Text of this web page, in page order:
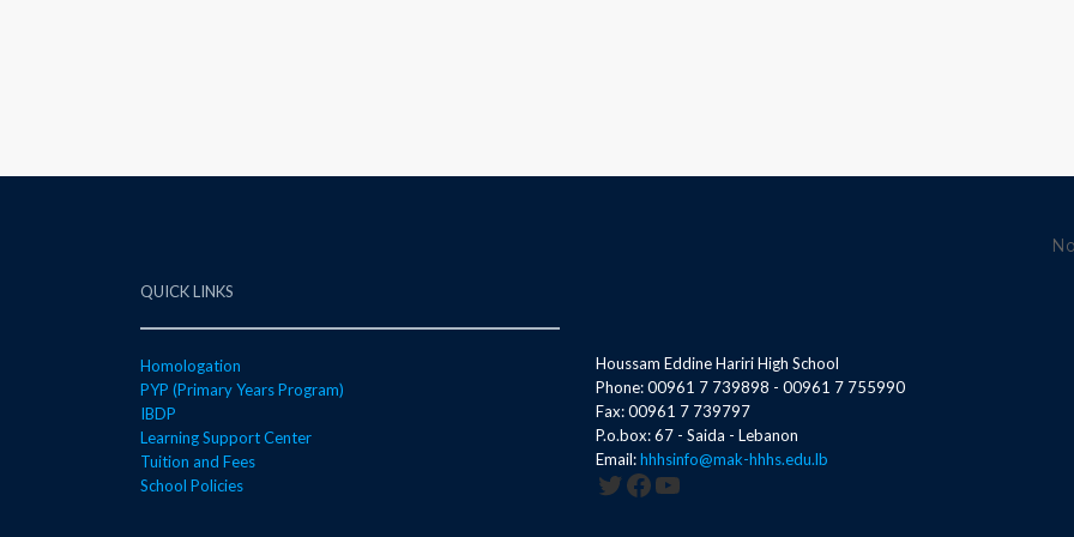
QUICK LINKS
Homologation
PYP (Primary Years Program)
IBDP
Learning Support Center
Tuition and Fees
School Policies
Houssam Eddine Hariri High School
Phone: 00961 7 739898 - 00961 7 755990
Fax: 00961 7 739797
P.o.box: 67 - Saida - Lebanon
Email:hhhsinfo@mak-hhhs.edu.lb
Twitter
Facebook
YouTube